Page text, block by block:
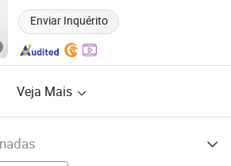
Enviar Inquérito
Veja Mais